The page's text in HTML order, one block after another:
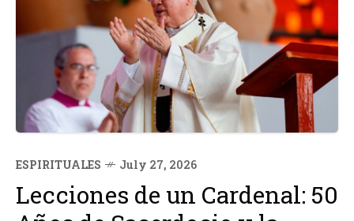
ESPIRITUALES July 27, 2026
Lecciones de un Cardenal: 50